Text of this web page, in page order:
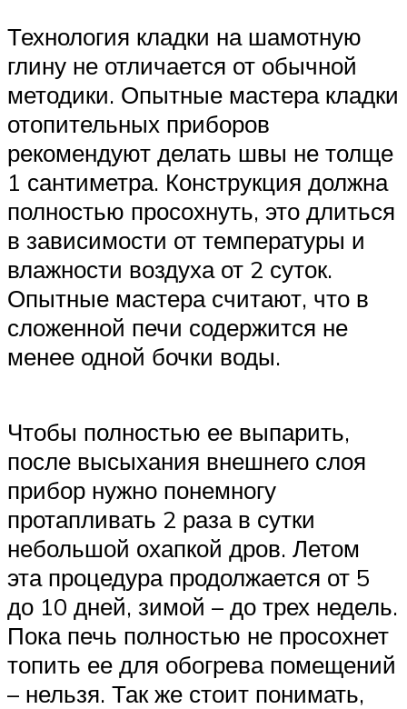
Технология кладки на шамотную
глину не отличается от обычной
методики. Опытные мастера кладки
отопительных приборов
рекомендуют делать швы не толще
1 сантиметра. Конструкция должна
полностью просохнуть, это длиться
в зависимости от температуры и
влажности воздуха от 2 суток.
Опытные мастера считают, что в
сложенной печи содержится не
менее одной бочки воды.
Чтобы полностью ее выпарить,
после высыхания внешнего слоя
прибор нужно понемногу
протапливать 2 раза в сутки
небольшой охапкой дров. Летом
эта процедура продолжается от 5
до 10 дней, зимой – до трех недель.
Пока печь полностью не просохнет
топить ее для обогрева помещений
– нельзя. Так же стоит понимать,